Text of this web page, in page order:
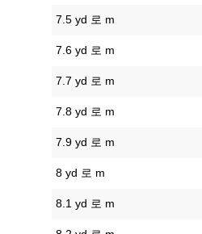
7.5 yd 로 m
7.6 yd 로 m
7.7 yd 로 m
7.8 yd 로 m
7.9 yd 로 m
8 yd 로 m
8.1 yd 로 m